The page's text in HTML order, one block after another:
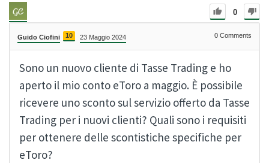
0
Guido Ciofini 10 23 Maggio 2024 0 Comments
Sono un nuovo cliente di Tasse Trading e ho
aperto il mio conto eToro a maggio. È possibile
ricevere uno sconto sul servizio offerto da Tasse
Trading per i nuovi clienti? Quali sono i requisiti
per ottenere delle scontistiche specifiche per
eToro?